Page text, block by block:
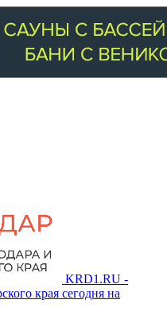
KRD1.RU -
края сегодня на